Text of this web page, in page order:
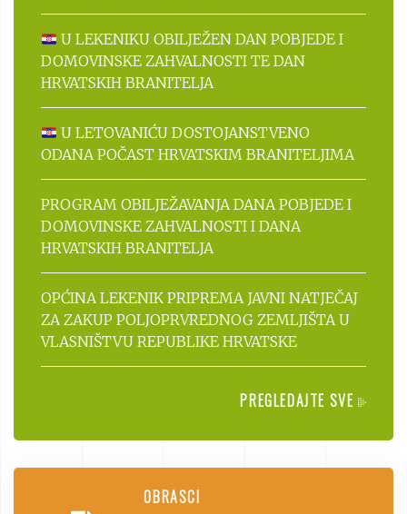
U LEKENIKU OBILJEŽEN DAN POBJEDE I
DOMOVINSKE ZAHVALNOSTI TE DAN
HRVATSKIH BRANITELJA
U LETOVANIĆU DOSTOJANSTVENO
ODANA POČAST HRVATSKIM BRANITELJIMA
PROGRAM OBILJEŽAVANJA DANA POBJEDE I
DOMOVINSKE ZAHVALNOSTI I DANA
HRVATSKIH BRANITELJA
OPĆINA LEKENIK PRIPREMA JAVNI NATJEČAJ
ZA ZAKUP POLJOPRVREDNOG ZEMLJIŠTA U
VLASNIŠTVU REPUBLIKE HRVATSKE
PREGLEDAJTE SVE
OBRASCI